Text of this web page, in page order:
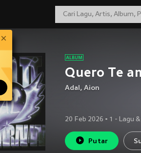
Quero Te
Adal, Aion
20 Feb 2026 • 1 - Lagu
Putar